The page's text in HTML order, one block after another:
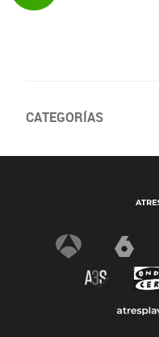
CATEGORÍAS
Salud sexual El
Nutrición
Trabaja los glúteos